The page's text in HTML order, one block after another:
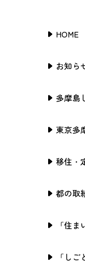
HOME
お知ら
多摩島
東京多
移住・
都の取
「住
「し